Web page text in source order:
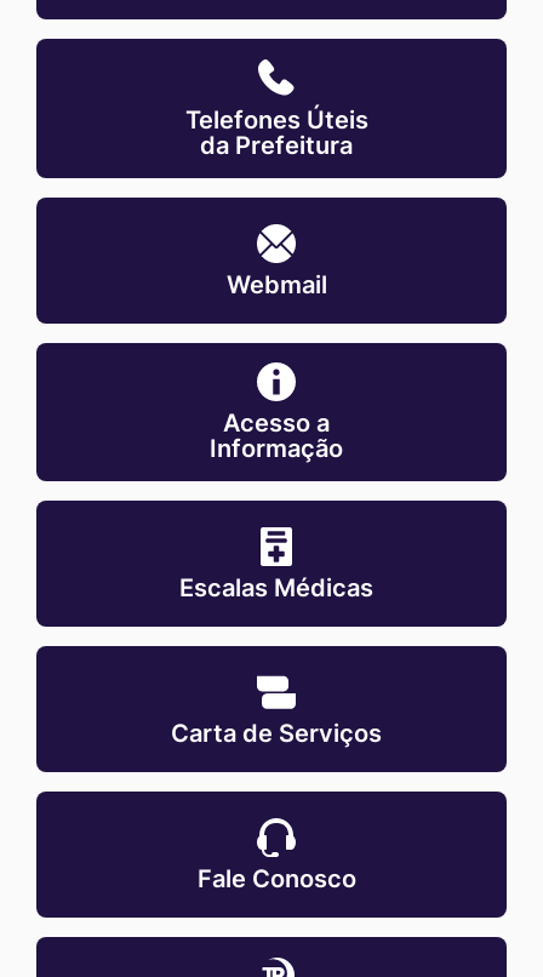
MaskTelefones-
prefeitura
Telefones Úteis
da Prefeitura
MaskWebmail
Webmail
MaskAcesso-
Acesso a
Informação
MaskEscalas-
Escalas Médicas
MaskCarta-
Carta de Serviços
MaskFale-
Fale Conosco
MaskRadar-